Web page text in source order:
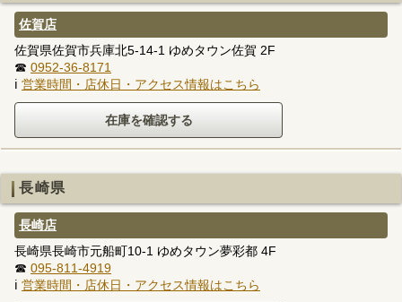
佐賀店
佐賀県佐賀市兵庫北5-14-1 ゆめタウン佐賀 2F
☎ 0952-36-8171
ℹ 営業時間・店休日・アクセス情報はこちら
長崎県
長崎店
長崎県長崎市元船町10-1 ゆめタウン夢彩都 4F
☎ 095-811-4919
ℹ 営業時間・店休日・アクセス情報はこちら